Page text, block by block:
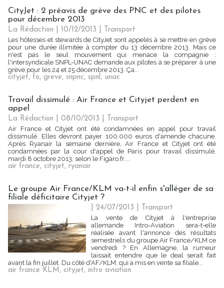
CityJet : 2 préavis de grève des PNC et des pilotes
pour décembre 2013
La Rédaction | 10/12/2013
Transport
Les hôtesses et stewards de CityJet sont appelés à se mettre en grève
pour une durée illimitée à compter du 13 décembre 2013. Mais ce
n'est pas le seul mouvement qui menace la compagnie :
l'intersyndicale SNPL-UNAC demande aux pilotes à se préparer à une
grève pour les 24 et 25 décembre 2013. Ça...
cityjet, fo, greve, snpnc, spnl, unac
Travail dissimulé : Air France et Cityjet perdent en
appel
La Rédaction | 08/10/2013
Transport
Air France et Cityjet ont été condamnées en appel pour travail
dissimulé. Elles devront payer 100.000 euros d'amende chacune.
Après Ryanair la semaine dernière, Air France et Cityjet ont été
condamnées par la cour d'appel de Paris pour travail dissimulé,
mardi 8 octobre 2013, selon le Figaro.fr....
air france, cityjet, ryanair
Le groupe Air France/KLM va-t-il enfin s'alléger de sa
filiale déficitaire Cityjet ?
| 24/07/2013
Transport
La vente de Cityjet à l'entreprise
allemande Intro-Aviation sera-t-elle
réalisée avant l'annonce des résultats
semestriels du groupe Air France/KLM ce
vendredi ? En Allemagne, la rumeur
laissait entendre que le deal serait fait
avant la fin juillet. Du côté d'AF/KLM, qui a mis en vente sa filiale...
air france KLM, cityjet, intro aviation